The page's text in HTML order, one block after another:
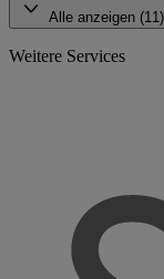
Alle anzeigen (11)
Weitere Services